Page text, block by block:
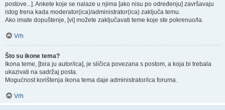
postove...]. Ankete koje se nalaze u njima [ako nisu po određenju] završavaju
istog trena kada moderator(ica)/administrator(ica) zaključa temu.
Ako imate dopuštenje, [vi] možete zaključavati teme koje ste pokrenuo/la.
Vrh
Što su ikone tema?
Ikona teme, [bira ju autor/ica], je sličica povezana s postom, a koja bi trebala
ukazivati na sadržaj posta.
Mogućnost korištenja ikona tema daje administrator/ica foruma.
Vrh